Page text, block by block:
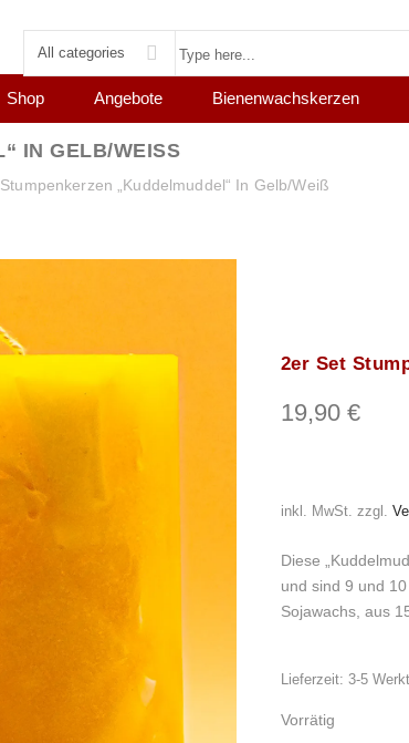
All categories
Shop Angebote Bienenwachskerzen
IN GELB/WEISS
„Kuddelmuddel“ In Gelb/Weiß
2er Set
19,90 €
inkl. MwSt. zzgl.
Diese
und sind 9 und
Sojawachs, aus
Lieferzeit: 3-5
Vorrätig